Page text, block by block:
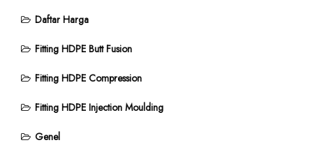
Daftar Harga
Fitting HDPE Butt Fusion
Fitting HDPE Compression
Fitting HDPE Injection Moulding
Genel